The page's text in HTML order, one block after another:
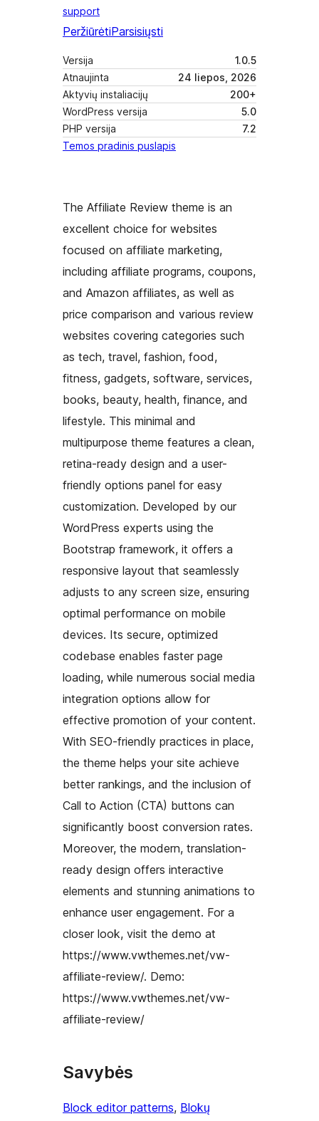
support
PeržiūrėtiParsisiųsti
Versija
1.0.5
Atnaujinta
24 liepos, 2026
Aktyvių instaliacijų
200+
WordPress versija
5.0
PHP versija
7.2
Temos pradinis puslapis
The Affiliate Review theme is an
excellent choice for websites
focused on affiliate marketing,
including affiliate programs, coupons,
and Amazon affiliates, as well as
price comparison and various review
websites covering categories such
as tech, travel, fashion, food,
fitness, gadgets, software, services,
books, beauty, health, finance, and
lifestyle. This minimal and
multipurpose theme features a clean,
retina-ready design and a user-
friendly options panel for easy
customization. Developed by our
WordPress experts using the
Bootstrap framework, it offers a
responsive layout that seamlessly
adjusts to any screen size, ensuring
optimal performance on mobile
devices. Its secure, optimized
codebase enables faster page
loading, while numerous social media
integration options allow for
effective promotion of your content.
With SEO-friendly practices in place,
the theme helps your site achieve
better rankings, and the inclusion of
Call to Action (CTA) buttons can
significantly boost conversion rates.
Moreover, the modern, translation-
ready design offers interactive
elements and stunning animations to
enhance user engagement. For a
closer look, visit the demo at
https://www.vwthemes.net/vw-
affiliate-review/. Demo:
https://www.vwthemes.net/vw-
affiliate-review/
Savybės
Block editor patterns, Blokų